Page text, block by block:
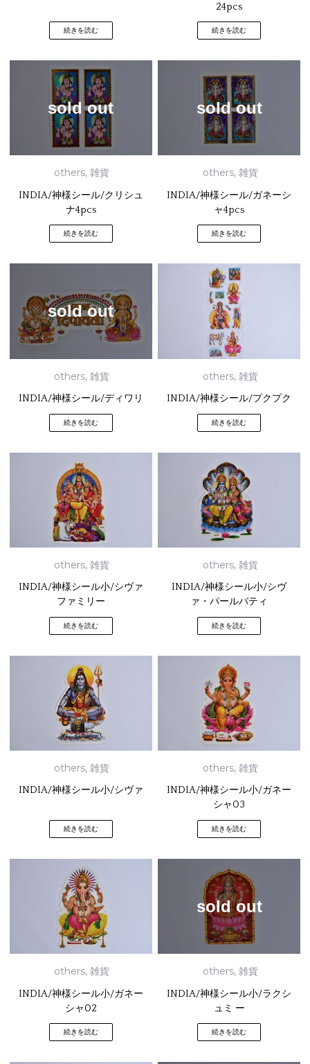
続きを読む
24pcs
続きを読む
sold out
others,雑貨
INDIA/神様シール/クリシュ
ナ4pcs
続きを読む
sold out
others, 雑貨
INDIA/神様シール/ガネーシ
ャ4pcs
続きを読む
sold out
others,雑貨
INDIA/神様シール/ディワリ
続きを読む
others, 雑貨
INDIA/神様シール/プクプク
続きを読む
others,雑貨
INDIA/神様シール小/シヴァ
ファミリー
続きを読む
others, 雑貨
INDIA/神様シール小/シヴ
ァ・パールバティ
続きを読む
others,雑貨
INDIA/神様シール小/シヴァ
続きを読む
others, 雑貨
INDIA/神様シール小/ガネー
シャ03
続きを読む
others,雑貨
INDIA/神様シール小/ガネー
シャ02
続きを読む
sold out
others, 雑貨
INDIA/神様シール小/ラクシ
ュミ ー
続きを読む